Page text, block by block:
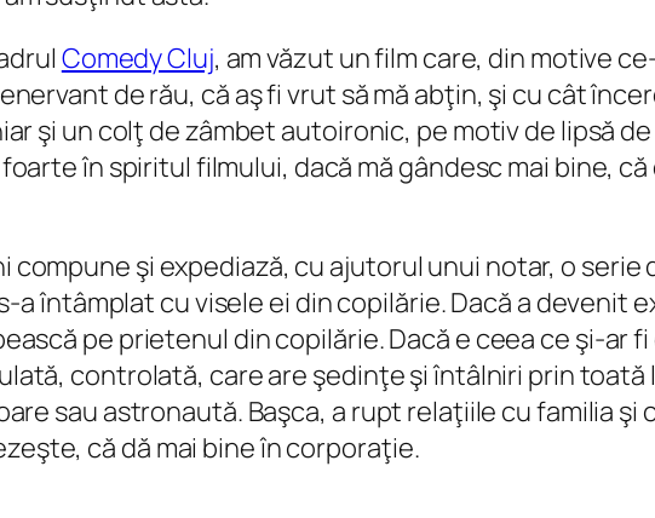
Comedy Cluj, am văzut un film care, din motive
enervant de rău, că aş fi vrut să mă abţin, şi cu cât
şi un colţ de zâmbet autoironic, pe motiv de lipsă
în spiritul filmului, dacă mă gândesc mai bine, că
compune şi expediază, cu ajutorul unui notar, o
a întâmplat cu visele ei din copilărie. Dacă a devenit
pe prietenul din copilărie. Dacă e ceea ce şi-ar
controlată, care are şedinţe şi întâlniri prin toată
sau astronaută. Başca, a rupt relaţiile cu familia şi
că dă mai bine în corporaţie.